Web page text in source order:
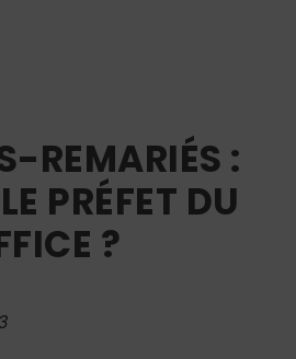
REMARIÉS :
PRÉFET DU
?